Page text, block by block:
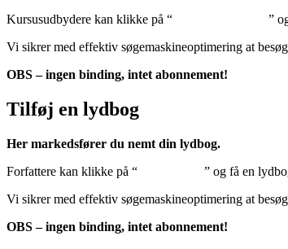
Kursusudbydere kan klikke på “
”
Vi sikrer med effektiv søgemaskineoptimering at
OBS – ingen binding, intet abonnement!
Tilføj en lydbog
Her markedsfører du nemt din lydbog.
Forfattere kan klikke på “
” og få en
Vi sikrer med effektiv søgemaskineoptimering at
OBS – ingen binding, intet abonnement!